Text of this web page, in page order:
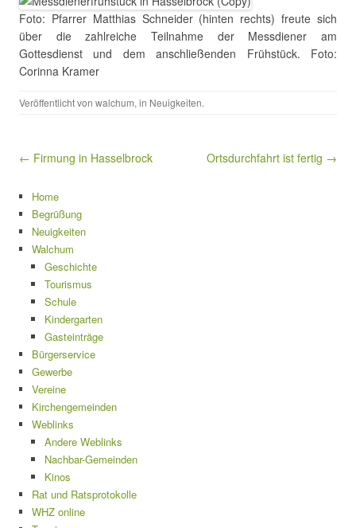
Foto: Pfarrer Matthias Schneider (hinten rechts) freute sich
über die zahlreiche Teilnahme der Messdiener am
Gottesdienst und dem anschließenden Frühstück. Foto:
Corinna Kramer
Veröffentlicht von walchum, in Neuigkeiten.
Beitragsnavigation
← Firmung in Hasselbrock Ortsdurchfahrt ist fertig →
Home
Begrüßung
Neuigkeiten
Walchum
Geschichte
Tourismus
Schule
Kindergarten
Gasteinträge
Bürgerservice
Gewerbe
Vereine
Kirchengemeinden
Weblinks
Andere Weblinks
Nachbar-Gemeinden
Kinos
Rat und Ratsprotokolle
WHZ online